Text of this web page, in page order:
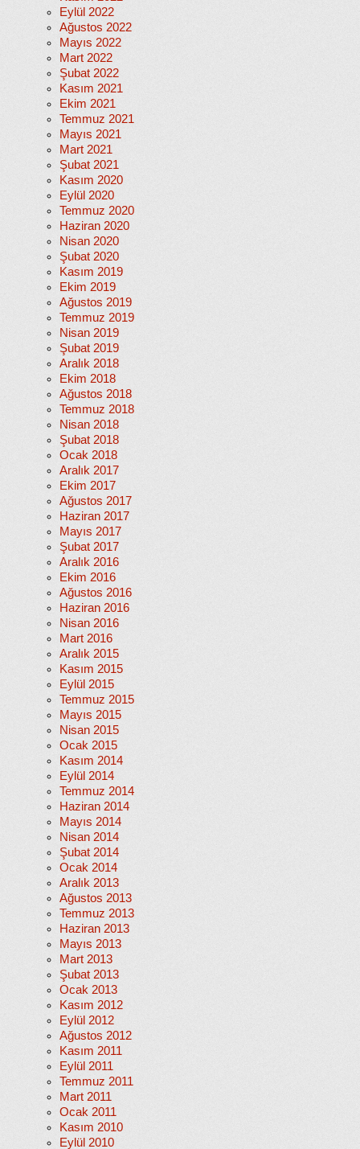
Eylül 2022
Ağustos 2022
Mayıs 2022
Mart 2022
Şubat 2022
Kasım 2021
Ekim 2021
Temmuz 2021
Mayıs 2021
Mart 2021
Şubat 2021
Kasım 2020
Eylül 2020
Temmuz 2020
Haziran 2020
Nisan 2020
Şubat 2020
Kasım 2019
Ekim 2019
Ağustos 2019
Temmuz 2019
Nisan 2019
Şubat 2019
Aralık 2018
Ekim 2018
Ağustos 2018
Temmuz 2018
Nisan 2018
Şubat 2018
Ocak 2018
Aralık 2017
Ekim 2017
Ağustos 2017
Haziran 2017
Mayıs 2017
Şubat 2017
Aralık 2016
Ekim 2016
Ağustos 2016
Haziran 2016
Nisan 2016
Mart 2016
Aralık 2015
Kasım 2015
Eylül 2015
Temmuz 2015
Mayıs 2015
Nisan 2015
Ocak 2015
Kasım 2014
Eylül 2014
Temmuz 2014
Haziran 2014
Mayıs 2014
Nisan 2014
Şubat 2014
Ocak 2014
Aralık 2013
Ağustos 2013
Temmuz 2013
Haziran 2013
Mayıs 2013
Mart 2013
Şubat 2013
Ocak 2013
Kasım 2012
Eylül 2012
Ağustos 2012
Kasım 2011
Eylül 2011
Temmuz 2011
Mart 2011
Ocak 2011
Kasım 2010
Eylül 2010